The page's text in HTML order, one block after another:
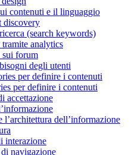
contenuti e il linguaggio
discovery
(search keywords)
analytics
sui forum
degli utenti
per definire i contenuti
per definire i contenuti
accettazione
dell’informazione
interazione
navigazione